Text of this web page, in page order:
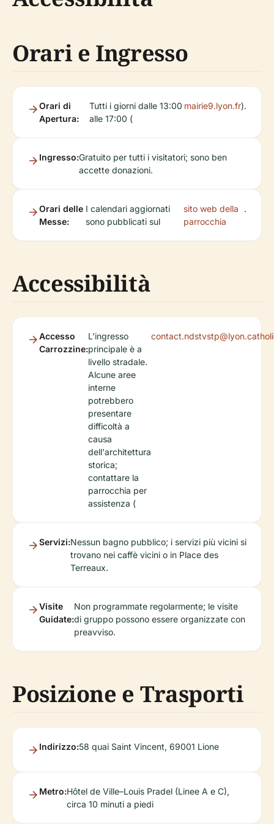
Orari e Ingresso
Orari di
Apertura:
Tutti i giorni dalle 13:00
alle 17:00 (
mairie9.lyon.fr).
Ingresso:Gratuito per tutti i visitatori; sono ben
accette donazioni.
Orari delle
Messe:
I calendari aggiornati
sono pubblicati sul
sito web della
parrocchia
.
Accessibilità
Accesso
Carrozzine:
L'ingresso
principale è a
livello stradale.
Alcune aree
interne
potrebbero
presentare
difficoltà a
causa
dell'architettura
storica;
contattare la
parrocchia per
assistenza (
Servizi:Nessun bagno pubblico; i servizi più vicini si
trovano nei caffè vicini o in Place des
Terreaux.
Visite
Guidate:
Non programmate regolarmente; le visite
di gruppo possono essere organizzate con
preavviso.
Posizione e Trasporti
Indirizzo:58 quai Saint Vincent, 69001 Lione
Metro:Hôtel de Ville–Louis Pradel (Linee A e C),
circa 10 minuti a piedi